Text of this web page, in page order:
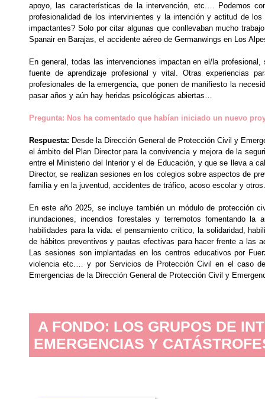
apoyo, las características de la intervención, etc.… Podemos
profesionalidad de los intervinientes y la intención y actitud de
impactantes? Solo por citar algunas que conllevaban mucho
Spanair en Barajas, el accidente aéreo de Germanwings en Los
En general, todas las intervenciones impactan en el/la
fuente de aprendizaje profesional y vital. Otras experiencias
profesionales de la emergencia, que ponen de manifiesto la
pasar años y aún hay heridas psicológicas abiertas…
Pregunta: Nos ha comentado que habían iniciado un nuevo
Respuesta: Desde la Dirección General de Protección Civil y
el ámbito del Plan Director para la convivencia y mejora de la
entre el Ministerio del Interior y el de Educación, y que se lleva a
Director, se realizan sesiones en los colegios sobre aspectos de
familia y en la juventud, accidentes de tráfico, acoso escolar y otros.
En este año 2025, se incluye también un módulo de protección
inundaciones, incendios forestales y terremotos fomentando
habilidades para la vida: el pensamiento crítico, la solidaridad,
de hábitos preventivos y pautas efectivas para hacer frente a las
Las sesiones son implantadas en los centros educativos por
violencia etc.… y por Servicios de Protección Civil en el caso
Emergencias de la Dirección General de Protección Civil y
A FONDO: LOS GRUPOS DE
EMERGENCIAS Y